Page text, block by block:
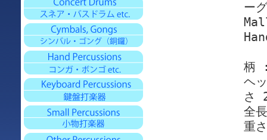
ー
柄 :
ヘ
さ
全
重